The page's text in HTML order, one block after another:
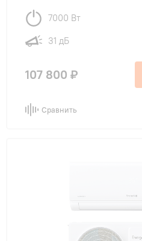
7000 Вт
31 дБ
107 800 ₽
Сравнить